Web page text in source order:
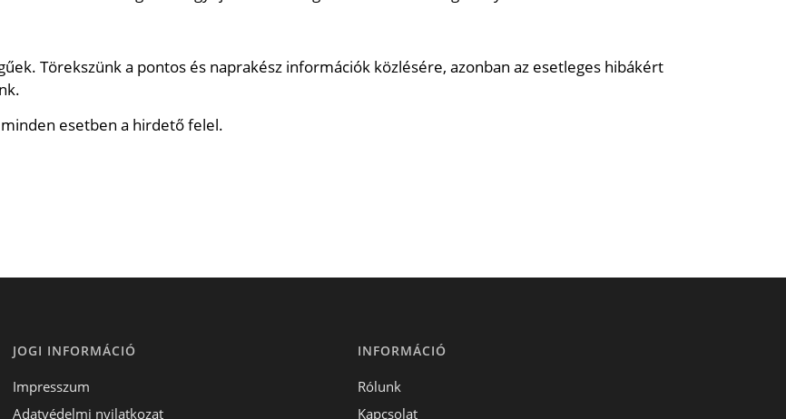
Törekszünk a pontos és naprakész információk közlésére, azonban az esetleges hibákért
esetben a hirdető felel.
JOGI INFORMÁCIÓ
Impresszum
Adatvédelmi nyilatkozat
INFORMÁCIÓ
Rólunk
Kapcsolat